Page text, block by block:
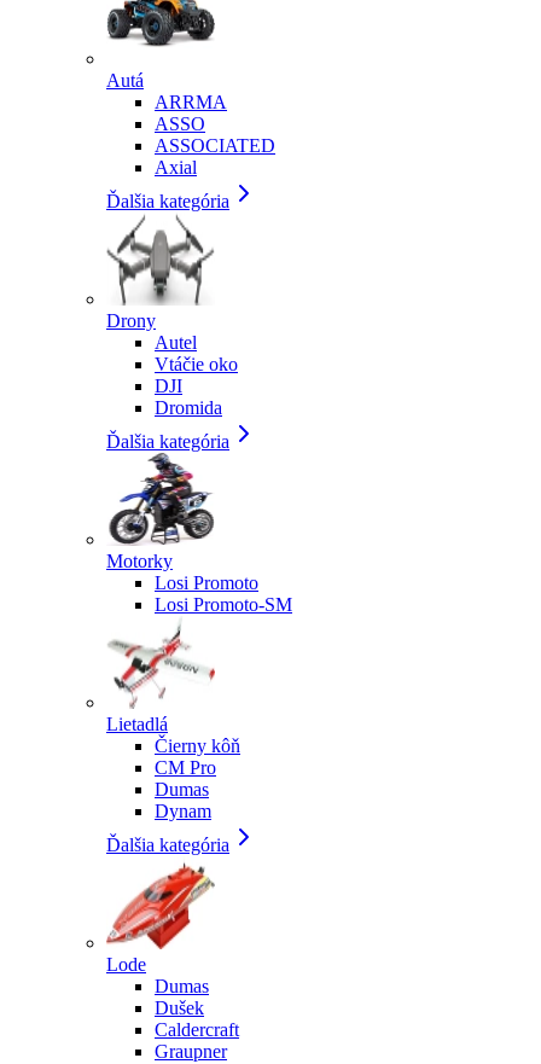
Autá
ARRMA
ASSO
ASSOCIATED
Axial
Ďalšia kategória
Drony
Autel
Vtáčie oko
DJI
Dromida
Ďalšia kategória
Motorky
Losi Promoto
Losi Promoto-SM
Lietadlá
Čierny kôň
CM Pro
Dumas
Dynam
Ďalšia kategória
Lode
Dumas
Dušek
Caldercraft
Graupner